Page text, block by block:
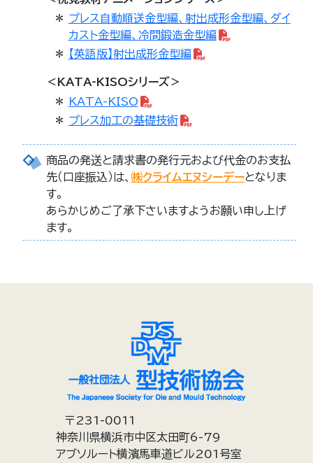
＊ プレス自動順送金型編、射出成形金型編、ダイ
カスト金型編、冷間鍛造金型編
＊
【英語版】射出成形金型編
＜KATA-KISOシリーズ＞
＊
KATA-KISO
＊ プレス加工の基礎技術
商品の発送と請求書の発行元および代金のお支払
先（口座振込）は、 ㈱クライムエヌシーデーとなりま
す。
あらかじめご了承下さいますようお願い申し上げ
ます。
〒231-0011
神奈川県横浜市中区太田町6-79
アブソルート横濱馬車道ビル201号室